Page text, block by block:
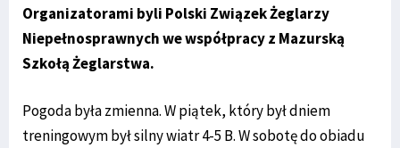
Organizatorami byli Polski Związek Żeglarzy
Niepełnosprawnych we współpracy z Mazurską
Szkołą Żeglarstwa.
Pogoda była zmienna. W piątek, który był dniem
treningowym był silny wiatr 4-5 B. W sobotę do obiadu